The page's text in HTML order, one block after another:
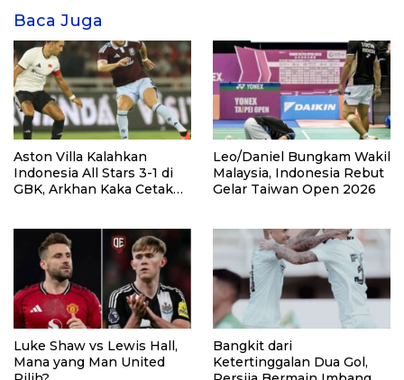
Baca Juga
Aston Villa Kalahkan
Indonesia All Stars 3-1 di
GBK, Arkhan Kaka Cetak
Leo/Daniel Bungkam Wakil
Malaysia, Indonesia Rebut
Gelar Taiwan Open 2026
Luke Shaw vs Lewis Hall,
Mana yang Man United
Bangkit dari
Ketertinggalan Dua Gol,